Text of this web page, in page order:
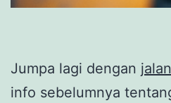
Jumpa lagi dengan
info sebelumnya